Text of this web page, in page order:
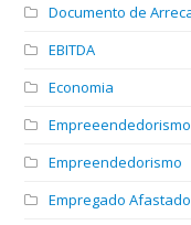
Documento de
EBITDA
Economia
Empreeendedorismo
Empreendedorismo
Empregado Afastado